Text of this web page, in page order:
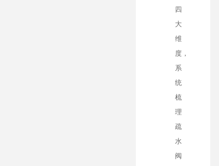
四
大
维
度，
系
统
梳
理
疏
水
阀